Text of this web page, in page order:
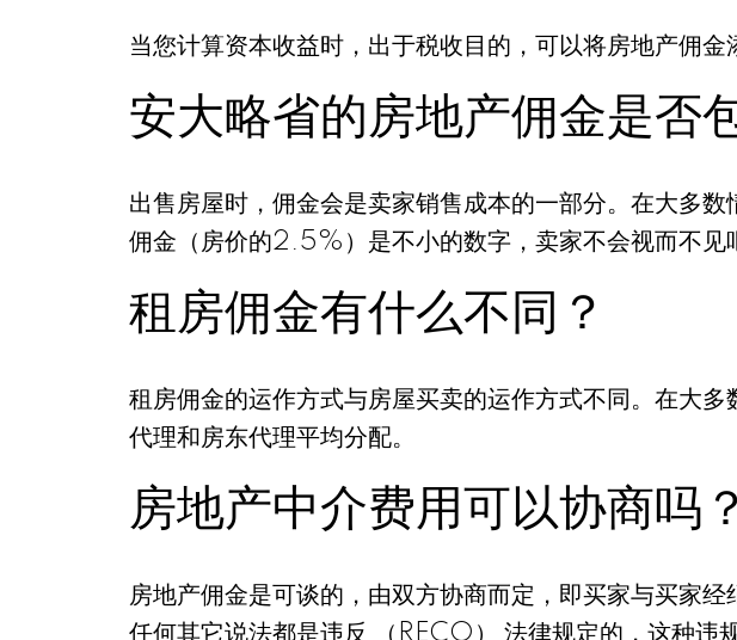
当您计算资本收益时，出于税收目的，可以将房地产佣
安大略省的房地产佣金是否
出售房屋时，佣金会是卖家销售成本的一部分。在大多
佣金（房价的2.5%）是不小的数字，卖家不会视而不见
租房佣金有什么不同？
租房佣金的运作方式与房屋买卖的运作方式不同。在大
代理和房东代理平均分配。
房地产中介费用可以协商吗？
房地产佣金是可谈的，由双方协商而定，即买家与买家
任何其它说法都是违反 （RECO） 法律规定的，这种违